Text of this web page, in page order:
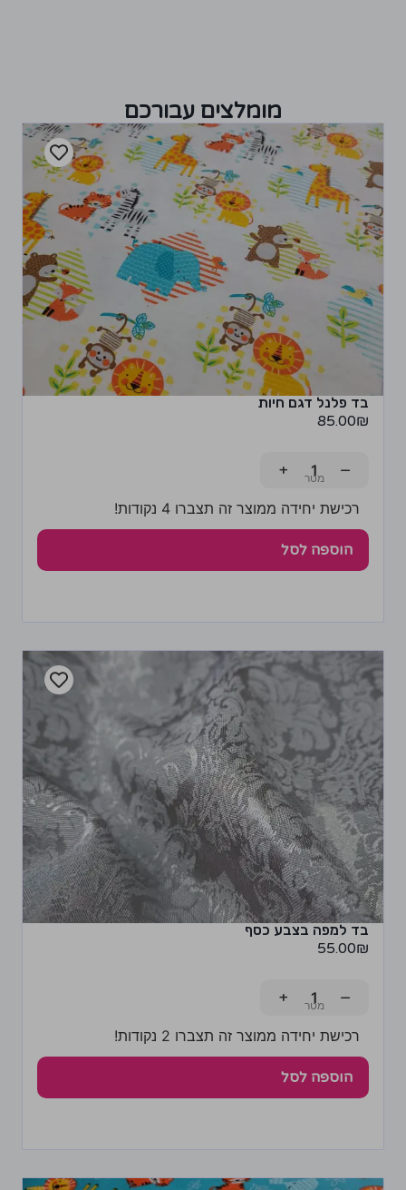
מומלצים עבורכם
בד פלנל דגם חיות
85.00₪
−
+
רכישת יחידה ממוצר זה תצברו 4 נקודות!
הוספה לסל
בד למפה בצבע כסף
55.00₪
−
+
רכישת יחידה ממוצר זה תצברו 2 נקודות!
הוספה לסל